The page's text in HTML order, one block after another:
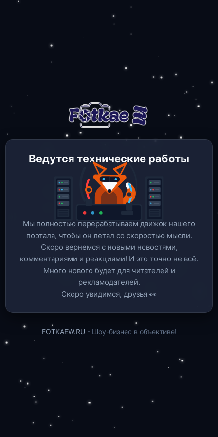
Ведутся технические работы
Мы полностью перерабатываем движок нашего
портала, чтобы он летал со скоростью мысли.
Скоро вернемся c новыми новостями,
комментариями и реакциями! И это точно не всё.
Много нового будет для читателей и
рекламодателей.
Скоро увидимся, друзья 👀
FOTKAEW.RU - Шоу-бизнес в объективе!